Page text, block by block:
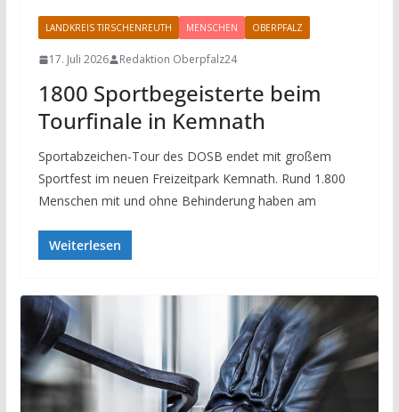
LANDKREIS TIRSCHENREUTH MENSCHEN OBERPFALZ
17. Juli 2026 Redaktion Oberpfalz24
1800 Sportbegeisterte beim
Tourfinale in Kemnath
Sportabzeichen-Tour des DOSB endet mit großem
Sportfest im neuen Freizeitpark Kemnath. Rund 1.800
Menschen mit und ohne Behinderung haben am
Weiterlesen